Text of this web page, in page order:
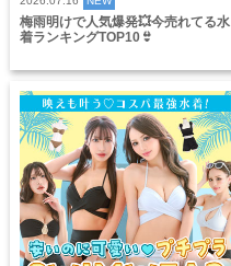
梅雨明けで人気爆発💥今売れてる水
着ランキングTOP10👙